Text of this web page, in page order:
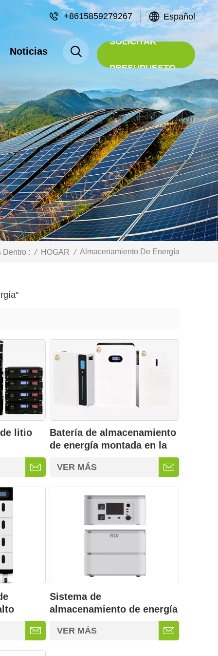
+8615859279267 Español
Noticias
SOLICITAR
PRESUPUESTO
Dentro : / HOGAR / Almacenamiento De Energía
litio
energía
Batería de almacenamiento
de energía montada en la
VER MÁS
kWh
Sistema de
almacenamiento de energía
de batería móvil de 2,3 kWh
de grado de servicio
VER MÁS